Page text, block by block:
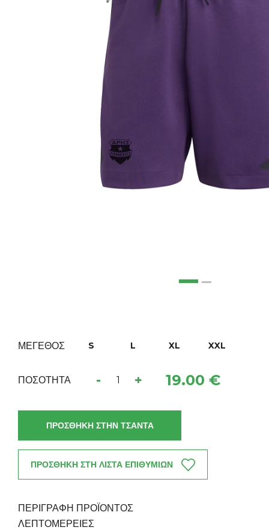
ΜΕΓΕΘΟΣ S L XL XXL
ΠΟΣΟΤΗΤΑ - + 19.00 €
ΠΡΟΣΘΗΚΗ ΣΤΗΝ ΤΣΑΝΤΑ
ΠΡΟΣΘΗΚΗ ΣΤΗ ΛΙΣΤΑ ΕΠΙΘΥΜΙΩΝ
ΠΕΡΙΓΡΑΦΗ ΠΡΟΪΟΝΤΟΣ
ΛΕΠΤΟΜΈΡΕΙΕΣ